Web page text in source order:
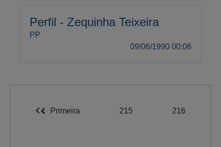
Perfil - Zequinha Teixeira
PP
09/06/1990 00:06
Primeira 215 216